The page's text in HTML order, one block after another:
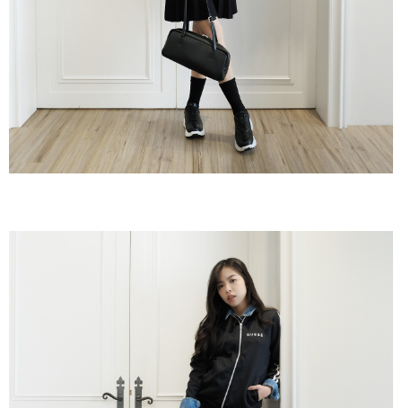
１．透過由恩沛科技股份有限公司提供之「AFTEE先享後付」服務完成之交
易，需依本服務之必要範圍內提供個人資料，並將交易相關給付款項請求債
２．關於個人資料處理事宜，請瀏覽以下網址：
３．未成年的使用者請事先徵得法定代理人或監護人之同意方可使用
「AFTEE先享後付」，若未經同意申辦者引起之損失，本公司不負相關責
任。
４．使用「AFTEE先享後付」時，將依據個別帳號之用戶狀況，依本公司即
恩沛科技股份有限公司將有權停止該用戶之使用額度並採取法律行動。
每筆NT$60，滿NT$800(含以上)免運費
國際配送 查看運費